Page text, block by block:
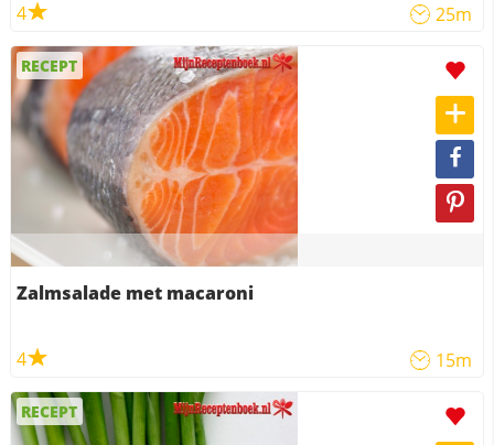
4 25m
RECEPT
Zalmsalade met macaroni
4 15m
RECEPT